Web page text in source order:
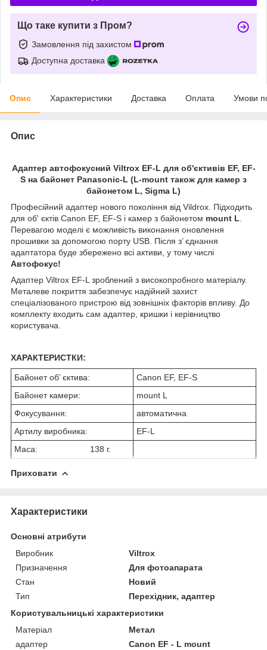
Що таке купити з Пром?
Замовлення під захистом
Доступна доставка
Опис Характеристики Доставка Оплата Умови
Опис
Адаптер автофокусний Viltrox EF-L для об'єктивів EF, EF-
S на байонет Panasonic-L (L-mount також для камер з
байонетом L, Sigma L)
Професійний адаптер нового покоління від Vildrox. Підходить
для об' єктів Canon EF, EF-S і камер з байонетом mount L
Перевагою моделі є можливість виконання оновлення
прошивки за допомогою порту USB. Після з’ єднання
адаптатора буде збережено всі активи, у тому числі
Автофокус!
Адаптер Viltrox EF-L зроблений з високопробного матеріалу.
Металеве покриття забезпечує надійний захист
спеціалізованого пристрою від зовнішніх факторів впливу. До
комплекту входить сам адаптер, кришки і керівництво
користувача.
ХАРАКТЕРИСТКИ:
Байонет об’єктива:
Canon EF, EF-S
Байонет камери:
mount L
Фокусування:
автоматична
Артилу виробника:
EF-L
Маса: 138 г.
Приховати
Характеристики
Основні атрибути
Виробник
Viltrox
Призначення
Для фотоапарата
Стан
Новий
Тип
Перехідник, адаптер
Користувальницькі характеристики
Матеріал
Метал
адаптер
Canon EF - L mount